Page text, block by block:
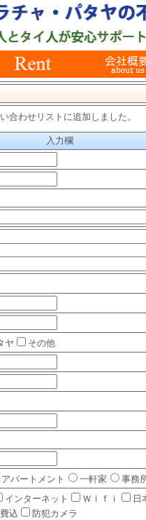
わせリストに追加しました。
入力欄
ヤ
その他
パートメント 一軒家 事務
インターネット Ｗｉｆｉ 日
込
防犯カメラ